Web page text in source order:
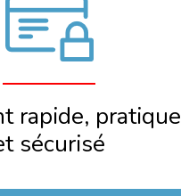
rapide, pratique
sécurisé